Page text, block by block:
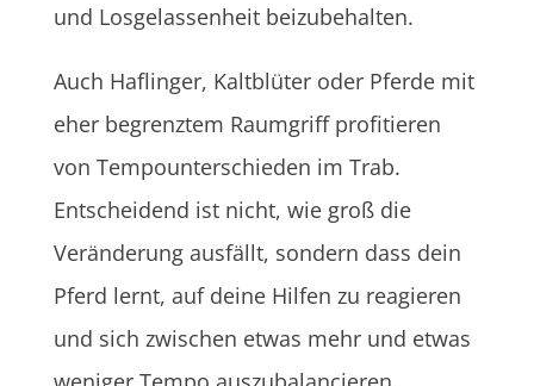
und Losgelassenheit beizubehalten.
Auch Haflinger, Kaltblüter oder Pferde mit
eher begrenztem Raumgriff profitieren
von Tempounterschieden im Trab.
Entscheidend ist nicht, wie groß die
Veränderung ausfällt, sondern dass dein
Pferd lernt, auf deine Hilfen zu reagieren
und sich zwischen etwas mehr und etwas